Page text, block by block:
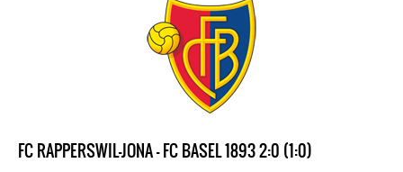
FC RAPPERSWIL-JONA - FC BASEL 1893 2:0 (1:0)